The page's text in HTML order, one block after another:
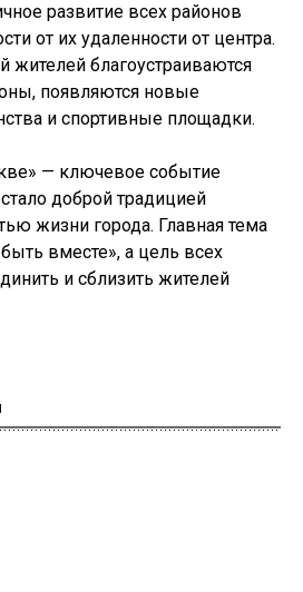
развитие всех районов
от их удаленности от центра.
жителей благоустраиваются
появляются новые
и спортивные площадки.
— ключевое событие
доброй традицией
жизни города. Главная тема
вместе», а цель всех
и сблизить жителей